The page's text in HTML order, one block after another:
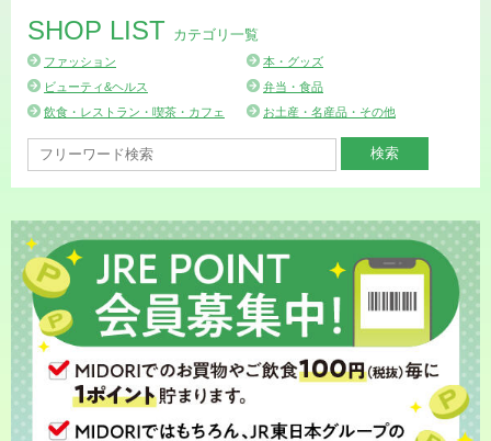
SHOP LIST カテゴリ一覧
ファッション
本・グッズ
ビューティ&ヘルス
弁当・食品
飲食・レストラン・喫茶・カフェ
お土産・名産品・その他